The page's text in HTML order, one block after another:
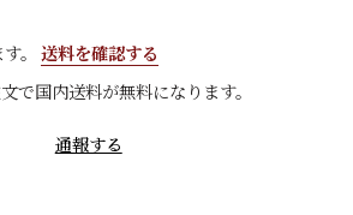
。 送料を確認する
で国内送料が無料になります。
通報する